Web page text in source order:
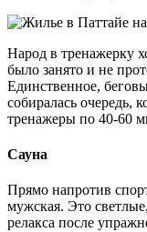
Народ в тренажерку
было занято и не
Единственное,
собиралась очередь,
тренажеры по 40-60
Сауна
Прямо напротив
мужская. Это
релакса после